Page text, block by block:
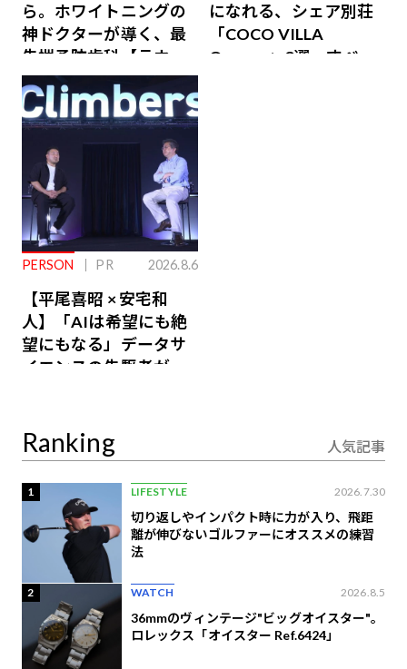
ら。ホワイトニングの
神ドクターが導く、最
先端予防歯科【ラウン
ジ会員特典あり】
になれる、シェア別荘
「COCO VILLA
Owners」3選。すべて
PERSON PR 2026.8.6
【平尾喜昭 × 安宅和
人】「AIは希望にも絶
望にもなる」データサ
イエンスの先駆者が語
Ranking 人気記事
1 LIFESTYLE 2026.7.30
切り返しやインパクト時に力が入り、飛距
離が伸びないゴルファーにオススメの練習
法
2 WATCH 2026.8.5
36mmのヴィンテージ"ビッグオイスター"。
ロレックス「オイスター Ref.6424」